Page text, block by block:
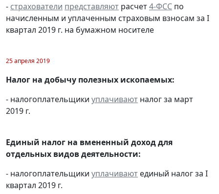
- страхователи представляют расчет4-ФСС по
начисленным и уплаченным страховым взносам за I
квартал 2019 г. на бумажном носителе
25 апреля 2019
Налог на добычу полезных ископаемых:
- налогоплательщики уплачивают налог за март
2019 г.
Единый налог на вмененный доход для
отдельных видов деятельности:
- налогоплательщики уплачивают единый налог за I
квартал 2019 г.